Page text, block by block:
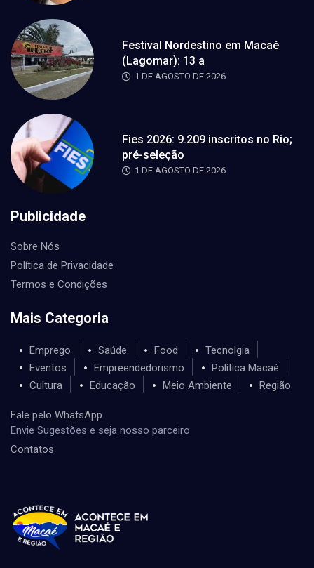
Festival Nordestino em Macaé
(Lagomar): 13 a
1 DE AGOSTO DE 2026
Fies 2026: 9.209 inscritos no Rio;
pré-seleção
1 DE AGOSTO DE 2026
Publicidade
Sobre Nós
Política de Privacidade
Termos e Condições
Mais Categoria
Emprego Saúde Food
Tecnolgia
Eventos
Empreendedorismo
Política Macaé
Cultura
Educação Meio Ambiente Região
Fale pelo WhatsApp
Envie Sugestões e seja nosso parceiro
Contatos